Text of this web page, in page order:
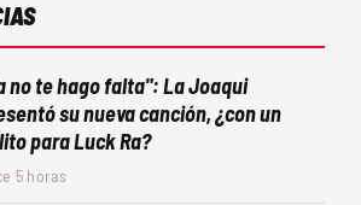
no te hago falta": La Joaqui
su nueva canción, ¿con un
para Luck Ra?
5 horas